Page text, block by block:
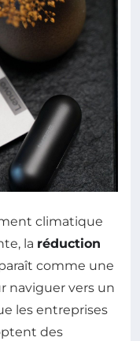
climatique
la réduction
comme une
naviguer vers un
les entreprises
des